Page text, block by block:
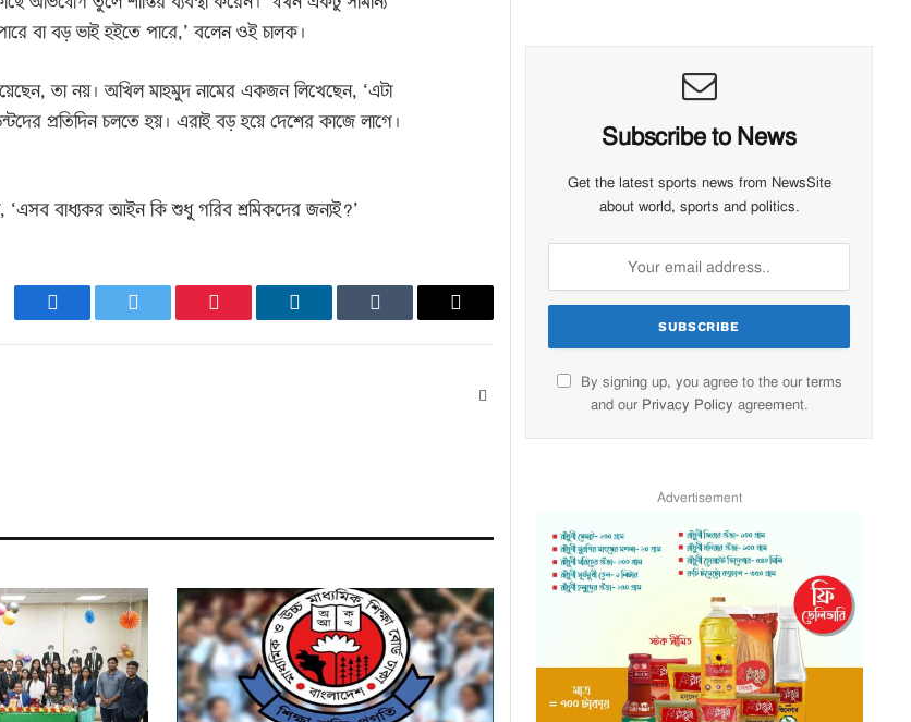
বা বড় ভাই হইতে পারে,’ বলেন ওই চালক।
তা নয়। অখিল মাহমুদ নামের একজন লিখেছেন, ‘এটা
প্রতিদিন চলতে হয়। এরাই বড় হয়ে দেশের কাজে লাগে।
বাধ্যকর আইন কি শুধু গরিব শ্রমিকদের জন্যই?’
FacebookTwitter PinterestLinkedIn Tumblr Email
Subscribe to News
Get the latest sports news from NewsSite
about world, sports and politics.
By signing up, you agree to the our terms
and our Privacy Policy agreement.
Advertisement